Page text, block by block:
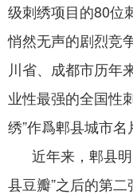
级刺绣项目的80位
悄然无声的剧烈竞
川省、成都市历年
业性最强的全国性
绣”作爲郫县城市名
近年来，郫县
县豆瓣”之后的第